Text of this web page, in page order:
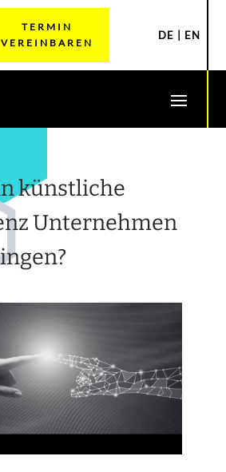
TERMIN
VEREINBAREN
DE | EN
künstliche
Unternehmen